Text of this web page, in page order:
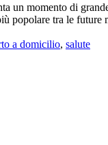
un momento di
popolare tra le
a domicilio, salute